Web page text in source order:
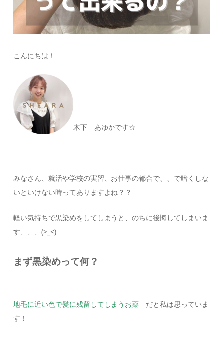
こんにちは！
木下 あゆかです☆
みなさん、就活や学校の実習、お仕事の都合で、、で暗くしな
いといけない時ってありますよね？？
軽い気持ちで黒染めをしてしまうと、のちに後悔してしまいま
す、、、(>_<)
まず黒染めって何？
地毛に近い色で髪に残留してしまうお薬 だと私は思っていま
す！